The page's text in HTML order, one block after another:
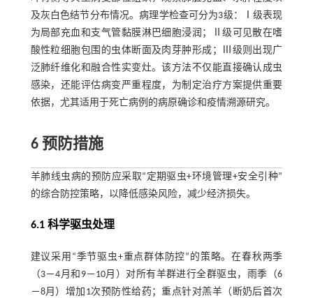
及灰白色结节分布情况。病理学检查可分为3级：Ⅰ级表现
为局部充血和支气管黏膜淋巴细胞浸润；Ⅱ级可见散在嗜
酸性粒细胞包围的虫体断面及肉芽肿形成；Ⅲ级则出现广
泛肺纤维化和融合性实变灶。该方法不仅能直接确认成虫
感染，还能评估病变严重程度，为制定治疗方案提供重要
依据，尤其适用于死亡病例的病原确诊和疫情溯源研究。
6 预防措施
羊肺线虫病的预防应采取“定期驱虫+环境管理+安全引种”
的综合防控策略，以降低感染风险，减少经济损失。
6.1 科学驱虫处理
建议采用“季节驱虫+重点群体防控”的策略。在春秋两季
（3－4月和9－10月）对所有羊群进行全群驱虫，雨季（6
－8月）增加1次预防性给药；重点针对羔羊（断奶后首次